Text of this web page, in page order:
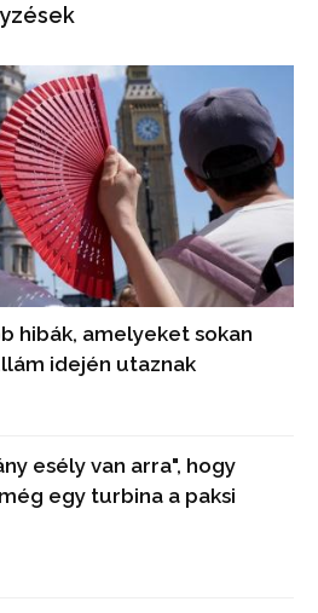
hibák, amelyeket sokan
idején utaznak
esély van arra", hogy
egy turbina a paksi